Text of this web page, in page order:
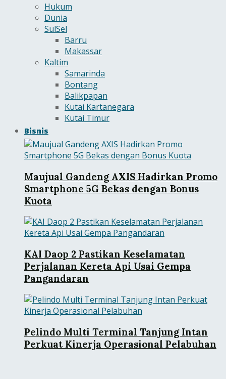
Hukum
Dunia
SulSel
Barru
Makassar
Kaltim
Samarinda
Bontang
Balikpapan
Kutai Kartanegara
Kutai Timur
Bisnis
Maujual Gandeng AXIS Hadirkan Promo
Smartphone 5G Bekas dengan Bonus
Kuota
KAI Daop 2 Pastikan Keselamatan
Perjalanan Kereta Api Usai Gempa
Pangandaran
Pelindo Multi Terminal Tanjung Intan
Perkuat Kinerja Operasional Pelabuhan